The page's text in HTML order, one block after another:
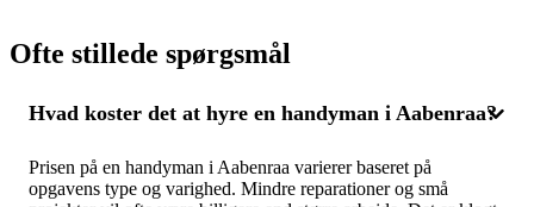
Ofte stillede spørgsmål
Hvad koster det at hyre en handyman i Aabenraa?
Prisen på en handyman i Aabenraa varierer baseret på
opgavens type og varighed. Mindre reparationer og små